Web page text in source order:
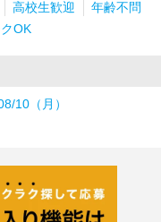
高校生歓迎
年齢不問
OK
10（月）